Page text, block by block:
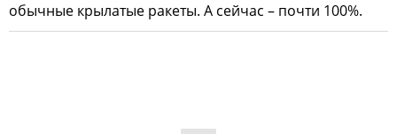
обычные крылатые ракеты. А сейчас – почти 100%.